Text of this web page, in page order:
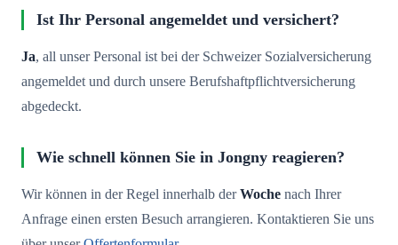
Ist Ihr Personal angemeldet und versichert?
Ja, all unser Personal ist bei der Schweizer Sozialversicherung
angemeldet und durch unsere Berufshaftpflichtversicherung
abgedeckt.
Wie schnell können Sie in Jongny reagieren?
Wir können in der Regel innerhalb derWoche nach Ihrer
Anfrage einen ersten Besuch arrangieren. Kontaktieren Sie uns